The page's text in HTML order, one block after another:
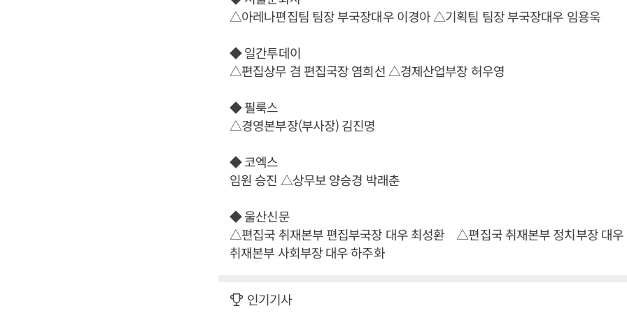
△아레나편집팀 팀장 부국장대우 이경아 △기획팀 팀장 부국장대우 임용욱
◆ 일간투데이
△편집상무 겸 편집국장 염희선 △경제산업부장 허우영
◆ 필룩스
△경영본부장(부사장) 김진명
◆ 코엑스
임원 승진 △상무보 양승경 박래춘
◆ 울산신문
△편집국 취재본부 편집부국장 대우 최성환 △편집국 취재본부 정치부장 대
취재본부 사회부장 대우 하주화
인기기사